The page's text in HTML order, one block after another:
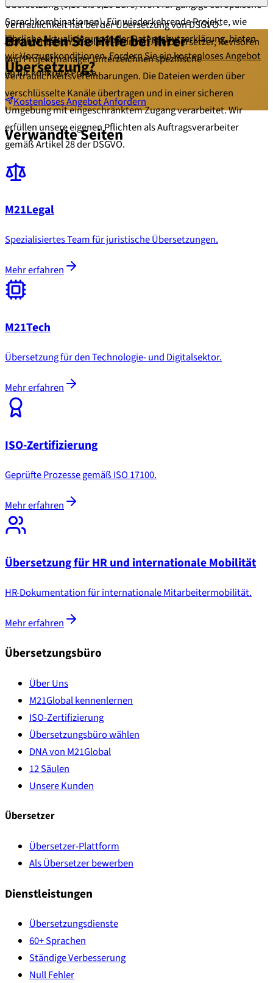
Übersetzung (0,10 bis 0,20 Euro/Wort für gängige europäische
Sprachkombinationen). Für wiederkehrende Projekte, wie
jährliche Aktualisierungen der Datenschutzerklärung, bieten
wir Vorzugskonditionen.Fordern Sie ein kostenloses Angebot
anfür konkrete Preise.
Vertraulichkeit hat bei der Übersetzung von DSGVO-
Dokumentation absolute Priorität. Alle Übersetzer, Revisoren
und Projektmanager unterzeichnen spezifische
Vertraulichkeitsvereinbarungen. Die Dateien werden über
verschlüsselte Kanäle übertragen und in einer sicheren
Umgebung mit eingeschränktem Zugang verarbeitet. Wir
erfüllen unsere eigenen Pflichten als Auftragsverarbeiter
gemäß Artikel 28 der DSGVO.
Brauchen Sie Hilfe bei Ihrer
Übersetzung?
Kostenloses Angebot Anfordern
Verwandte Seiten
M21Legal
Spezialisiertes Team für juristische Übersetzungen.
Mehr erfahren
M21Tech
Übersetzung für den Technologie- und Digitalsektor.
Mehr erfahren
ISO-Zertifizierung
Geprüfte Prozesse gemäß ISO 17100.
Mehr erfahren
Übersetzung für HR und internationale Mobilität
HR-Dokumentation für internationale Mitarbeitermobilität.
Mehr erfahren
Übersetzungsbüro
Über Uns
M21Global kennenlernen
ISO-Zertifizierung
Übersetzungsbüro wählen
DNA von M21Global
12 Säulen
Unsere Kunden
Übersetzer
Übersetzer-Plattform
Als Übersetzer bewerben
Dienstleistungen
Übersetzungsdienste
60+ Sprachen
Ständige Verbesserung
Null Fehler